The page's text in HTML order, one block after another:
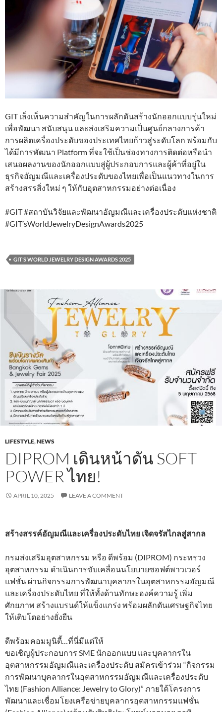
GIT เล็งเห็นความสำคัญในการผลักดันสร้างนักออกแบบรุ่นใหม่
เพื่อพัฒนา สนับสนุน และส่งเสริมความเป็นศูนย์กลางการค้า
การผลิตเครื่องประดับของประเทศไทยก้าวสู่ระดับโลก พร้อมกับ
ได้มีการพัฒนา Platform ที่จะใช้เป็นช่องทางการติดต่อหรือนำ
เสนอผลงานของนักออกแบบสู่ผู้ประกอบการและผู้ค้าที่อยู่ใน
ธุรกิจอัญมณีและเครื่องประดับของไทยเพื่อเป็นแนวทางในการ
สร้างสรรสิ่งใหม่ ๆ ให้กับอุตสาหกรรมอย่างต่อเนื่อง
#GIT #สถาบันวิจัยและพัฒนาอัญมณีและเครื่องประดับแห่งชาติ
#GIT’sWorldJewelryDesignAwards2025
GIT’S WORLD JEWELRY DESIGN AWARDS 2025
LIFESTYLE,NEWS
DIPROM เดินหน้าดัน SOFT
POWER ไทย!
APRIL 10, 2025 LEAVE A COMMENT
สร้างสรรค์อัญมณีและเครื่องประดับไทย เจิดจรัสไกลสู่สากล
กรมส่งเสริมอุตสาหกรรม หรือ ดีพร้อม (DIPROM) กระทรวง
อุตสาหกรรม ดำเนินการขับเคลื่อนนโยบายซอฟต์พาวเวอร์
แฟชั่น ผ่านกิจกรรมการพัฒนาบุคลากรในอุตสาหกรรมอัญมณี
และเครื่องประดับไทย ที่ให้ทั้งด้านทักษะองค์ความรู้ เพิ่ม
ศักยภาพ สร้างแบรนด์ให้แข็งแกร่ง พร้อมผลักดันเศรษฐกิจไทย
ให้เติบโตอย่างยั่งยืน
ดีพร้อมคอมมูนิตี้…ที่นี่มีแต่ให้
ขอเชิญผู้ประกอบการ SME นักออกแบบ และบุคลากรใน
อุตสาหกรรมอัญมณีและเครื่องประดับ สมัครเข้าร่วม “กิจกรรม
การพัฒนาบุคลากรในอุตสาหกรรมอัญมณีและเครื่องประดับ
ไทย (Fashion Alliance: Jewelry to Glory)” ภายใต้โครงการ
พัฒนาและเชื่อมโยงเครือข่ายบุคลากรอุตสาหกรรมแฟชั่น